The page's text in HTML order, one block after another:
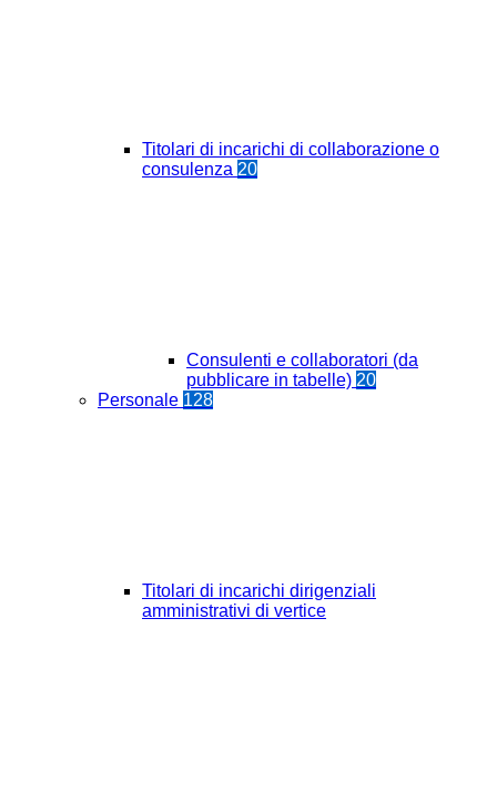
Titolari di incarichi di collaborazione o
consulenza 20
Consulenti e collaboratori (da
pubblicare in tabelle) 20
Personale 128
Titolari di incarichi dirigenziali
amministrativi di vertice